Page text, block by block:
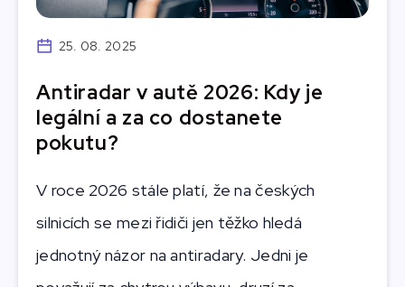
25. 08. 2025
Antiradar v autě 2026: Kdy je
legální a za co dostanete
pokutu?
V roce 2026 stále platí, že na českých
silnicích se mezi řidiči jen těžko hledá
jednotný názor na antiradary. Jedni je